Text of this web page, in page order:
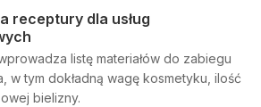
receptury dla usług
listę materiałów do zabiegu
w tym dokładną wagę kosmetyku, ilość
bielizny.